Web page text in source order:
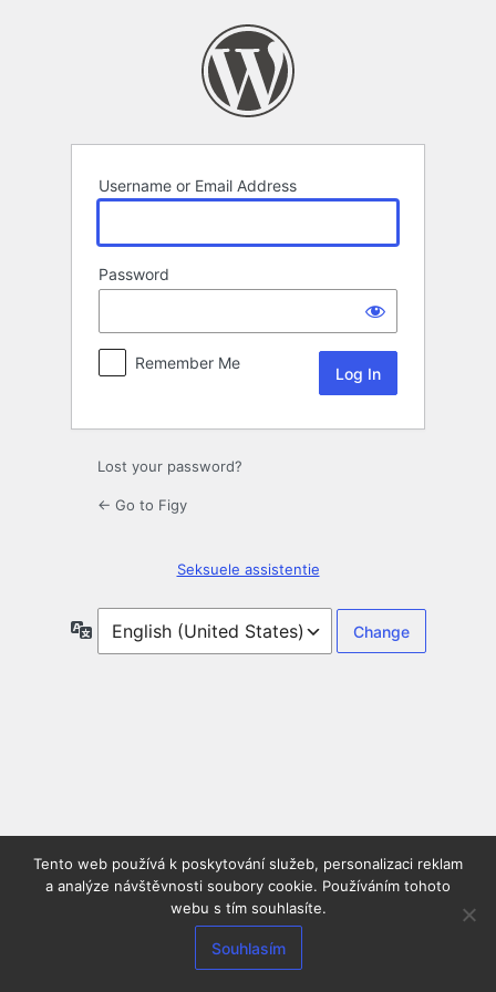
Username or Email Address
Password
Remember Me
Lost your password?
← Go to Figy
Seksuele assistentie
Language
Tento web používá k poskytování služeb, personalizaci reklam
a analýze návštěvnosti soubory cookie. Používáním tohoto
webu s tím souhlasíte.
Souhlasím